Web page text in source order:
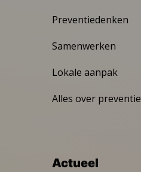
Preventiedenken
Samenwerken
Lokale aanpak
Alles over preventie
Actueel